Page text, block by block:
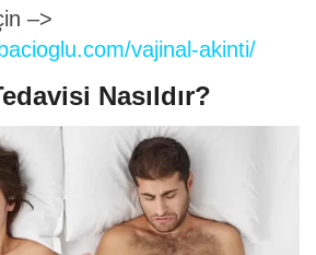
–>
vajinal-akinti/
Nasıldır?